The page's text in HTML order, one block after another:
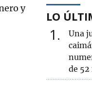
y
LO
1
Una
de 52